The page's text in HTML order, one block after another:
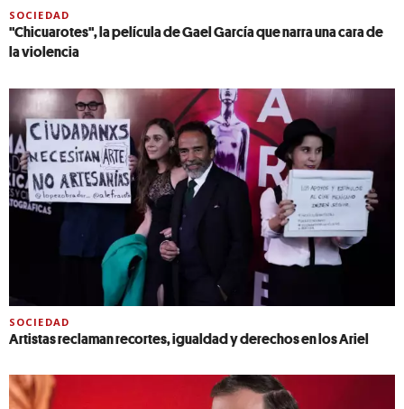
SOCIEDAD
"Chicuarotes", la película de Gael García que narra una cara de
la violencia
SOCIEDAD
Artistas reclaman recortes, igualdad y derechos en los Ariel